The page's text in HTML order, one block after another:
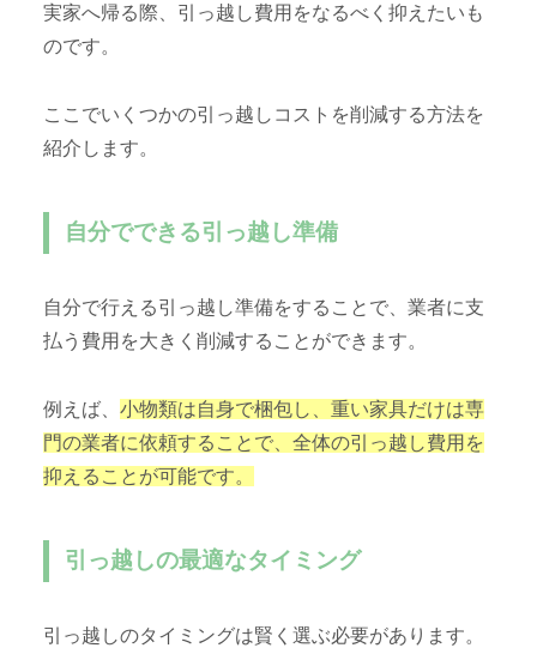
実家へ帰る際、引っ越し費用をなるべく抑えたいも
のです。
ここでいくつかの引っ越しコストを削減する方法を
紹介します。
自分でできる引っ越し準備
自分で行える引っ越し準備をすることで、業者に支
払う費用を大きく削減することができます。
例えば、 小物類は自身で梱包し、重い家具だけは専
門の業者に依頼することで、全体の引っ越し費用を
抑えることが可能です。
引っ越しの最適なタイミング
引っ越しのタイミングは賢く選ぶ必要があります。